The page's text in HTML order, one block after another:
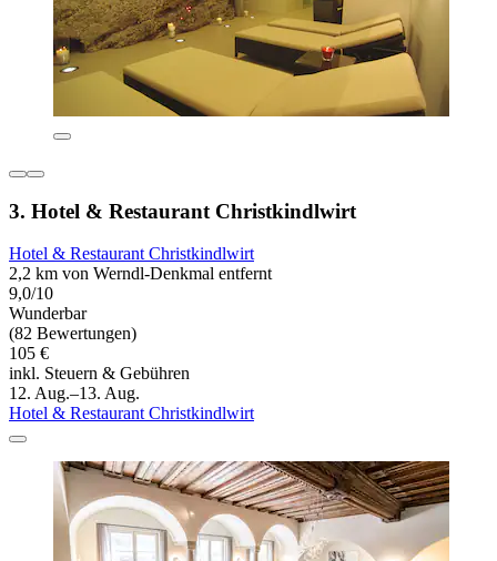
3. Hotel & Restaurant Christkindlwirt
Hotel & Restaurant Christkindlwirt
2,2 km von Werndl-Denkmal entfernt
9,0/10
Wunderbar
(82 Bewertungen)
105 €
inkl. Steuern & Gebühren
12. Aug.–13. Aug.
Hotel & Restaurant Christkindlwirt